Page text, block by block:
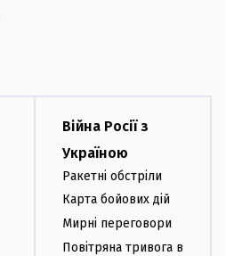
Війна Росії з
Україною
Ракетні обстріли
Карта бойових дій
Мирні переговори
Повітряна тривога в